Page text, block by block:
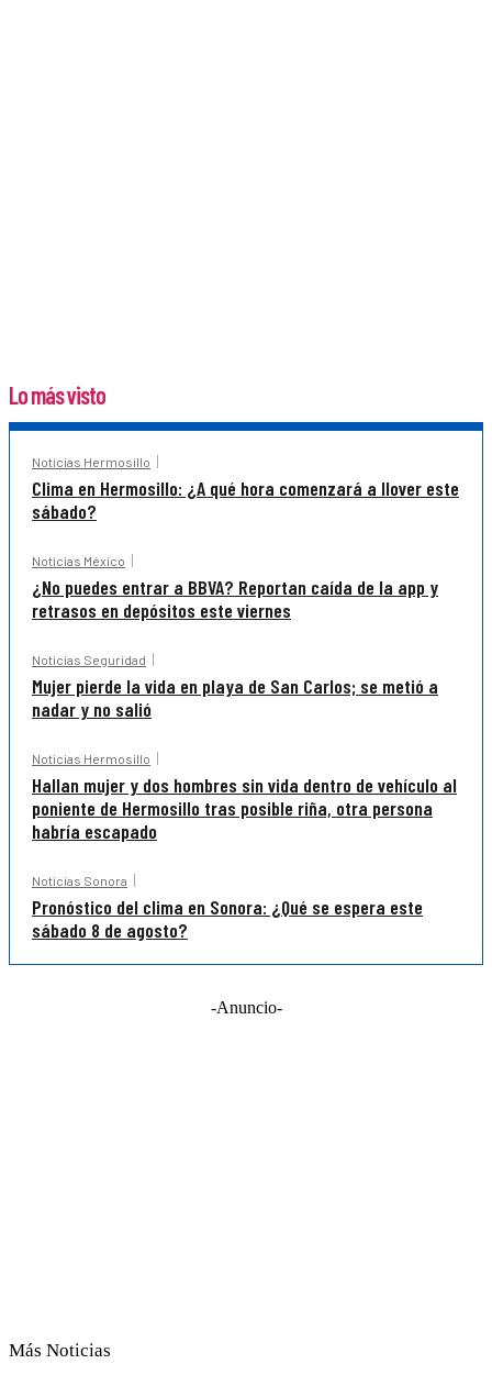
Lo más visto
Noticias Hermosillo
Clima en Hermosillo: ¿A qué hora comenzará a llover este
sábado?
Noticias México
¿No puedes entrar a BBVA? Reportan caída de la app y
retrasos en depósitos este viernes
Noticias Seguridad
Mujer pierde la vida en playa de San Carlos; se metió a
nadar y no salió
Noticias Hermosillo
Hallan mujer y dos hombres sin vida dentro de vehículo al
poniente de Hermosillo tras posible riña, otra persona
habría escapado
Noticias Sonora
Pronóstico del clima en Sonora: ¿Qué se espera este
sábado 8 de agosto?
-Anuncio-
Más Noticias